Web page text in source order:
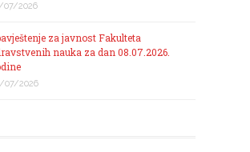
07/2026
za javnost Fakulteta
nauka za dan 08.07.2026.
07/2026